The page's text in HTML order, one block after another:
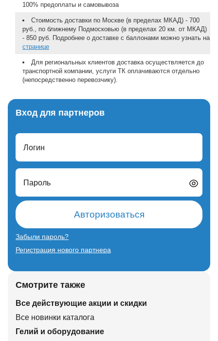
100% предоплаты и самовывоза
Стоимость доставки по Москве (в пределах МКАД) - 700
руб., по ближнему Подмосковью (в пределах 20 км. от МКАД)
- 850 руб. Подробнее о доставке с баллонами можно узнать на
странице
Для региональных клиентов доставка осуществляется до
транспортной компании, услуги ТК оплачиваются отдельно
(непосредственно перевозчику).
Вход для партнеров
Логин
Пароль
Авторизоваться
Забыли пароль?
Регистрация нового партнера
Смотрите также
Все действующие акции и скидки
Все новинки каталога
Гелий и оборудование